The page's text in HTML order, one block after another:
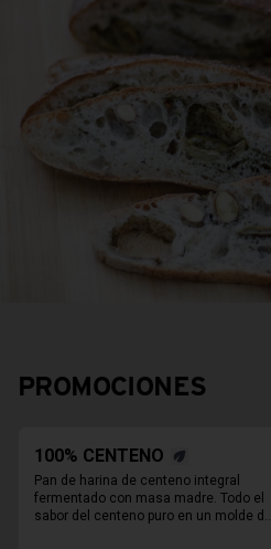
PROMOCIONES
100% CENTENO
Pan de harina de centeno integral
fermentado con masa madre. Todo el
sabor del centeno puro en un molde de